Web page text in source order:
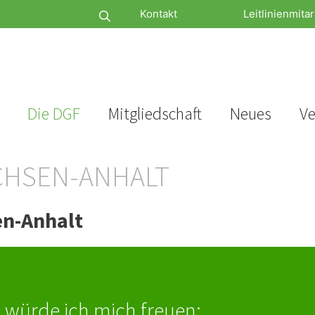
Kontakt
Die DGF Mitgliedschaft Neues
ANHALT
Anhalt